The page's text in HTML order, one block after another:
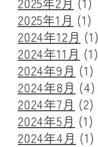
2025年1月 (1)
2024年12月 (1)
2024年11月 (1)
2024年9月 (1)
2024年8月 (4)
2024年7月 (2)
2024年5月 (1)
2024年4月 (1)